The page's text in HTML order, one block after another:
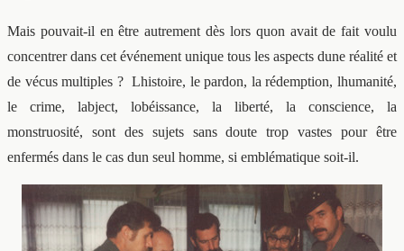
Mais pouvait-il en être autrement dès lors quon avait de fait voulu
concentrer dans cet événement unique tous les aspects dune réalité et
de vécus multiples ? Lhistoire, le pardon, la rédemption, lhumanité,
le crime, labject, lobéissance, la liberté, la conscience, la
monstruosité, sont des sujets sans doute trop vastes pour être
enfermés dans le cas dun seul homme, si emblématique soit-il.